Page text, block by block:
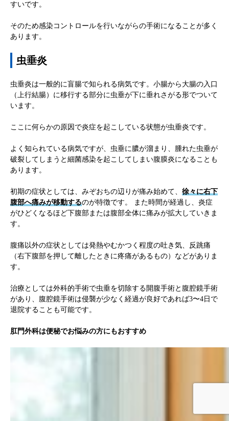
すいです。
そのため感染コントロールを行いながらの手術になることが多く
あります。
虫垂炎
虫垂炎は一般的に盲腸で知られる病気です。小腸から大腸の入口
（上行結腸）に移行する部分に虫垂が下に垂れさがる形でついて
います。
ここに何らかの原因で炎症を起こしている状態が虫垂炎です。
よく知られている病気ですが、虫垂に膿が溜まり、腫れた虫垂が
破裂してしまうと細菌感染を起こしてしまい腹膜炎になることも
あります。
初期の症状としては、みぞおちの辺りが痛み始めて、 徐々に右下
腹部へ痛みが移動するのが特徴です。 また時間が経過し、炎症
がひどくなるほど下腹部または腹部全体に痛みが拡大していきま
す。
腹痛以外の症状としては発熱やむかつく程度の吐き気、反跳痛
（右下腹部を押して離したときに疼痛があるもの）などがありま
す。
治療としては外科的手術で虫垂を切除する開腹手術と腹腔鏡手術
があり、腹腔鏡手術は侵襲が少なく経過が良好であれば3〜4日で
退院することも可能です。
肛門外科は便秘でお悩みの方にもおすすめ